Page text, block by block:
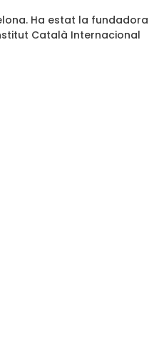
Ha estat la fundadora
Català Internacional